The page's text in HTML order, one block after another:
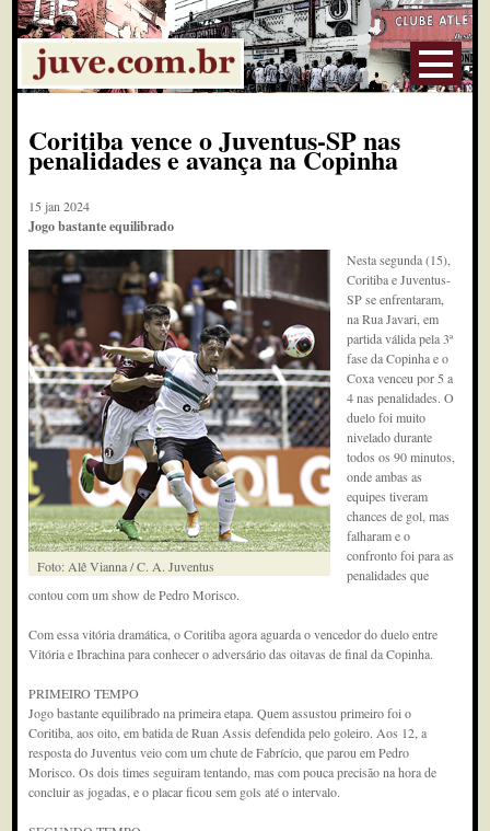
Coritiba vence o Juventus-SP nas
penalidades e avança na Copinha
15 jan 2024
Jogo bastante equilibrado
Foto: Alê Vianna / C. A. Juventus
Nesta segunda (15),
Coritiba e Juventus-
SP se enfrentaram,
na Rua Javari, em
partida válida pela 3ª
fase da Copinha e o
Coxa venceu por 5 a
4 nas penalidades. O
duelo foi muito
nivelado durante
todos os 90 minutos,
onde ambas as
equipes tiveram
chances de gol, mas
falharam e o
confronto foi para as
penalidades que
contou com um show de Pedro Morisco.
Com essa vitória dramática, o Coritiba agora aguarda o vencedor do duelo entre
Vitória e Ibrachina para conhecer o adversário das oitavas de final da Copinha.
PRIMEIRO TEMPO
Jogo bastante equilibrado na primeira etapa. Quem assustou primeiro foi o
Coritiba, aos oito, em batida de Ruan Assis defendida pelo goleiro. Aos 12, a
resposta do Juventus veio com um chute de Fabrício, que parou em Pedro
Morisco. Os dois times seguiram tentando, mas com pouca precisão na hora de
concluir as jogadas, e o placar ficou sem gols até o intervalo.